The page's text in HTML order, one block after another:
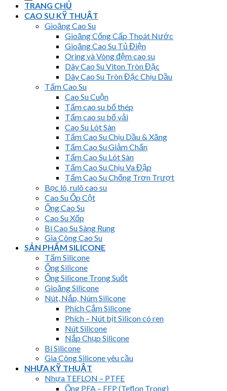
TRANG CHỦ
CAO SU KỸ THUẬT
Gioăng Cao Su
Gioăng Cống Cấp Thoát Nước
Gioăng Cao Su Tủ Điện
Oring và Vòng đệm cao su
Dây Cao Su Viton Tròn Đặc
Dây Cao Su Tròn Đặc Chịu Dầu
Tấm Cao Su
Cao Su Cuộn
Tấm cao su bố thép
Tấm cao su bố vải
Cao Su Lót Sàn
Tấm Cao Su Chịu Dầu & Xăng
Tấm Cao Su Giảm Chấn
Tấm Cao Su Lót Sàn
Tấm Cao Su Chịu Va Đập
Tấm Cao Su Chống Trơn Trượt
Bọc lô, rulô cao su
Cao Su Ốp Cột
Ống Cao Su
Cao Su Xốp
Bi Cao Su Sàng Rung
Gia Công Cao Su
SẢN PHẨM SILICONE
Tấm Silicone
Ống Silicone
Ống Silicone Trong Suốt
Gioăng Silicone
Nút, Nắp, Núm Silicone
Phích Cắm Silicone
Phích – Nút bịt Silicon có ren
Nút Silicone
Nắp Chụp Silicone
Bi Silicone
Gia Công Silicone yêu cầu
NHỰA KỸ THUẬT
Nhựa TEFLON – PTFE
Ống PFA – FEP (Teflon Trong)